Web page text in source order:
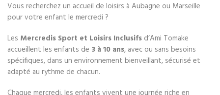
Vous recherchez un accueil de loisirs à Aubagne ou Marseille
pour votre enfant le mercredi ?
Les Mercredis Sport et Loisirs Inclusifs d’Ami Tomake
accueillent les enfants de 3 à 10 ans, avec ou sans besoins
spécifiques, dans un environnement bienveillant, sécurisé et
adapté au rythme de chacun.